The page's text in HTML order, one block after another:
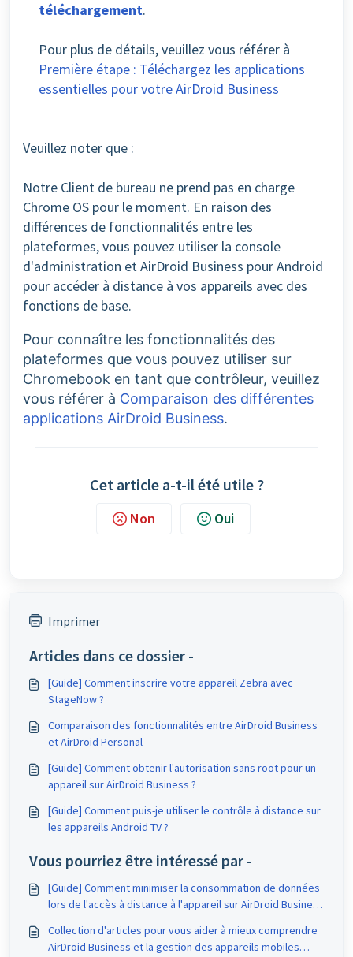
téléchargement.
Pour plus de détails, veuillez vous référer à
Première étape : Téléchargez les applications
essentielles pour votre AirDroid Business
Veuillez noter que :
Notre Client de bureau ne prend pas en charge
Chrome OS pour le moment. En raison des
différences de fonctionnalités entre les
plateformes, vous pouvez utiliser la console
d'administration et AirDroid Business pour Android
pour accéder à distance à vos appareils avec des
fonctions de base.
Pour connaître les fonctionnalités des
plateformes que vous pouvez utiliser sur
Chromebook en tant que contrôleur, veuillez
vous référer à Comparaison des différentes
applications AirDroid Business.
Cet article a-t-il été utile ?
Non Oui
Imprimer
Articles dans ce dossier -
[Guide] Comment inscrire votre appareil Zebra avec
StageNow ?
Comparaison des fonctionnalités entre AirDroid Business
et AirDroid Personal
[Guide] Comment obtenir l'autorisation sans root pour un
appareil sur AirDroid Business ?
[Guide] Comment puis-je utiliser le contrôle à distance sur
les appareils Android TV ?
Vous pourriez être intéressé par -
[Guide] Comment minimiser la consommation de données
lors de l'accès à distance à l'appareil sur AirDroid Business
Collection d'articles pour vous aider à mieux comprendre
AirDroid Business et la gestion des appareils mobiles